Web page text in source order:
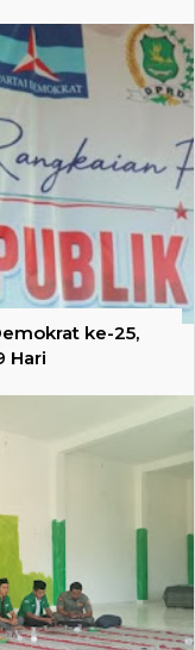
ke-25,
Hari